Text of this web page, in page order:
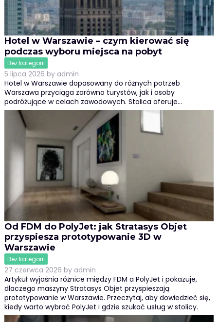
Hotel w Warszawie – czym kierować się
podczas wyboru miejsca na pobyt
Bez kategorii
5 lipca 2026 by admin
Hotel w Warszawie dopasowany do różnych potrzeb
Warszawa przyciąga zarówno turystów, jak i osoby
podróżujące w celach zawodowych. Stolica oferuje…
Od FDM do PolyJet: jak Stratasys Objet
przyspiesza prototypowanie 3D w
Warszawie
Bez kategorii
27 czerwca 2026 by admin
Artykuł wyjaśnia różnice między FDM a PolyJet i pokazuje,
dlaczego maszyny Stratasys Objet przyspieszają
prototypowanie w Warszawie. Przeczytaj, aby dowiedzieć się,
kiedy warto wybrać PolyJet i gdzie szukać usług w stolicy.